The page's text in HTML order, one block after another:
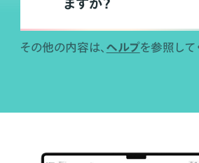
ますか？
その他の内容は、 ヘルプを参照して